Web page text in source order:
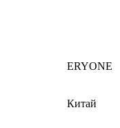
ERYONE
Китай